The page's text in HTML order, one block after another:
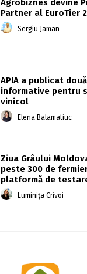
Agrobiznes devine
Partner al EuroTier
Sergiu Jaman
APIA a publicat
informative pentru
vinicol
Elena Balamatiuc
Ziua Grâului
peste 300 de
platformă de
Luminița Crivoi